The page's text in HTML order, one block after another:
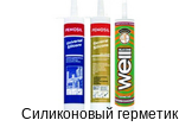
Силиконовый герметик